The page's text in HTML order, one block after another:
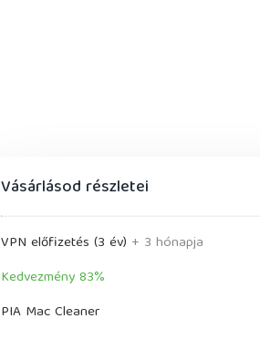
Vásárlásod részletei
VPN előfizetés (3 év) + 3 hónapja
Kedvezmény 83%
PIA Mac Cleaner